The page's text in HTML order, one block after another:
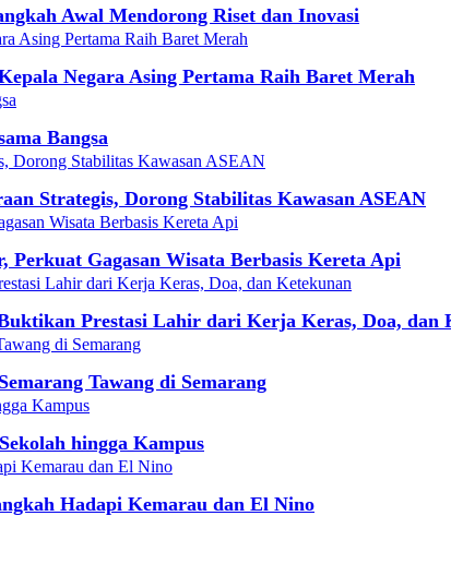
Awal Mendorong Riset dan Inovasi
Negara Asing Pertama Raih Baret Merah
Bangsa
Strategis, Dorong Stabilitas Kawasan ASEAN
Gagasan Wisata Berbasis Kereta Api
Prestasi Lahir dari Kerja Keras, Doa, dan
Tawang di Semarang
hingga Kampus
Hadapi Kemarau dan El Nino